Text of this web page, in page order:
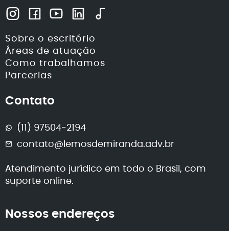
Sobre o escritório
Áreas de atuação
Como trabalhamos
Parcerias
Contato
(11) 97504-2194
contato@lemosdemiranda.adv.br
Atendimento jurídico em todo o Brasil, com
suporte online.
Nossos endereços